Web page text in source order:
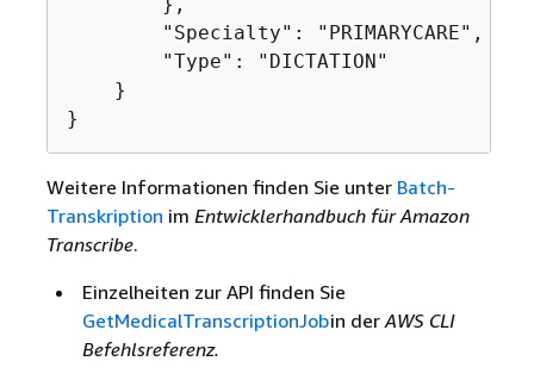
        "Specialty": "PRIMARYCARE",
        "Type": "DICTATION"
    }
}
Weitere Informationen finden Sie unter Batch-
Transkription im Entwicklerhandbuch für Amazon
Transcribe.
Einzelheiten zur API finden Sie
GetMedicalTranscriptionJobin derAWS CLI
Befehlsreferenz.